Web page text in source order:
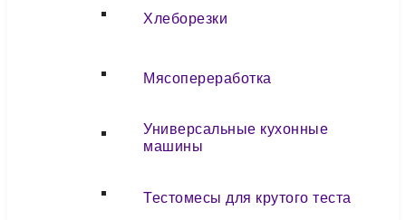
Хлеборезки
Мясопереработка
Универсальные кухонные
машины
Тестомесы для крутого теста